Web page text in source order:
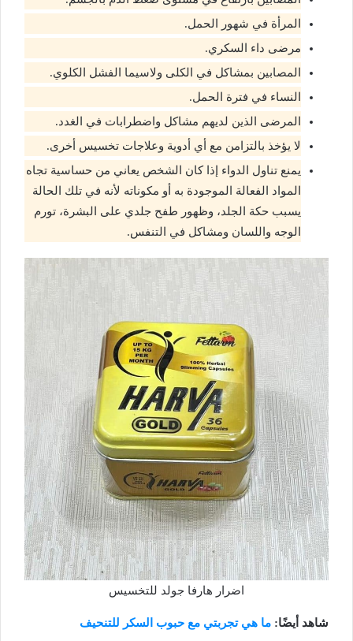
المرأة في شهور الحمل.
مرضى داء السكري.
المصابين بمشاكل في الكلى ولاسيما الفشل الكلوي.
النساء في فترة الحمل.
المرضى الذين لديهم مشاكل واضطرابات في الغدد.
لا يؤخذ بالتزامن مع أي أدوية وعلاجات تخسيس أخرى.
يمنع تناول الدواء إذا كان الشخص يعاني من حساسية تجاه
المواد الفعالة الموجودة به أو مكوناته لأنه في تلك الحالة
يسبب حكة الجلد، وظهور طفح جلدي على البشرة، تورم
الوجه واللسان ومشاكل في التنفس.
اضرار هارفا جولد للتخسيس
شاهد أيضًا: ما هي تجربتي مع حبوب السكر للتنحيف